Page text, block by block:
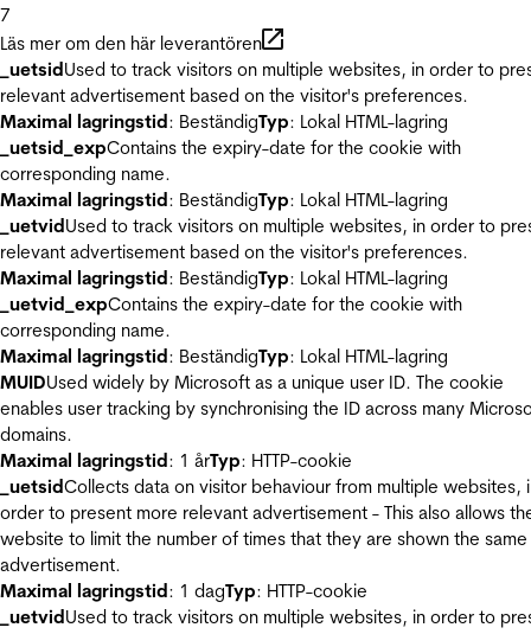
7
Läs mer om den här leverantören
_uetsidUsed to track visitors on multiple websites, in order to
relevant advertisement based on the visitor's preferences.
Maximal lagringstid: BeständigTyp: Lokal HTML-lagring
_uetsid_expContains the expiry-date for the cookie with
corresponding name.
Maximal lagringstid: BeständigTyp: Lokal HTML-lagring
_uetvidUsed to track visitors on multiple websites, in order to
relevant advertisement based on the visitor's preferences.
Maximal lagringstid: BeständigTyp: Lokal HTML-lagring
_uetvid_expContains the expiry-date for the cookie with
corresponding name.
Maximal lagringstid: BeständigTyp: Lokal HTML-lagring
MUIDUsed widely by Microsoft as a unique user ID. The cookie
enables user tracking by synchronising the ID across many
domains.
Maximal lagringstid: 1 årTyp: HTTP-cookie
_uetsidCollects data on visitor behaviour from multiple websites,
order to present more relevant advertisement - This also allows
website to limit the number of times that they are shown the same
advertisement.
Maximal lagringstid: 1 dagTyp: HTTP-cookie
_uetvidUsed to track visitors on multiple websites, in order to